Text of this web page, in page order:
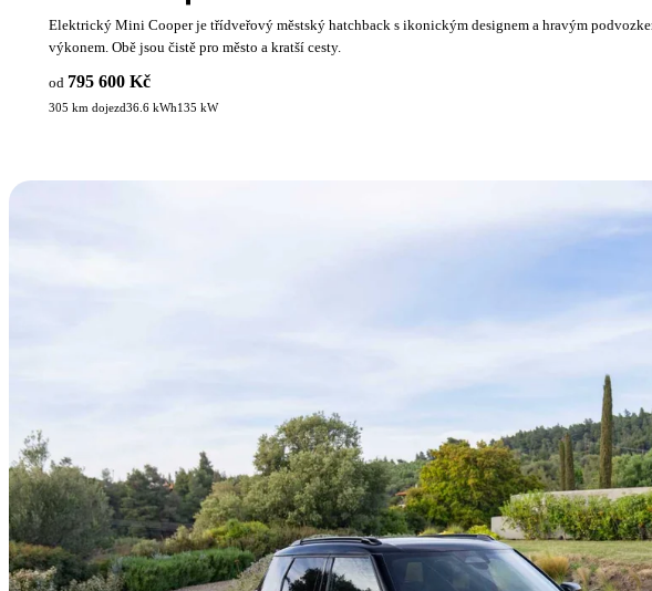
Elektrický Mini Cooper je třídveřový městský hatchback s ikonickým designem a hravým
výkonem. Obě jsou čistě pro město a kratší cesty.
od 795 600 Kč
305 km dojezd36.6 kWh135 kW